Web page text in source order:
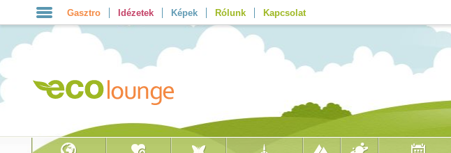
Gasztro Idézetek Képek Rólunk Kapcsolat